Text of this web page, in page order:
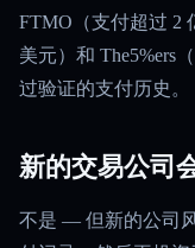
FTMO（支付超过 2
美元）和 The5%ers
过验证的支付历史。
新的交易公司
不是 — 但新的公司